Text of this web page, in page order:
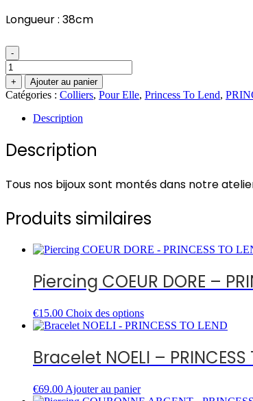
Longueur : 38cm
-
quantité
de
Collier
ISIA
Argent
TO
+ Ajouter au panier
Catégories : Colliers, Pour Elle, Princess To Lend,
Description
Description
Tous nos bijoux sont montés dans notre
Produits similaires
Piercing COEUR DORE –
€15.00 Choix des optionsCe
produit
plusieurs
variations.
Bracelet NOELI – PRINCESS
€69.00 Ajouter au panier